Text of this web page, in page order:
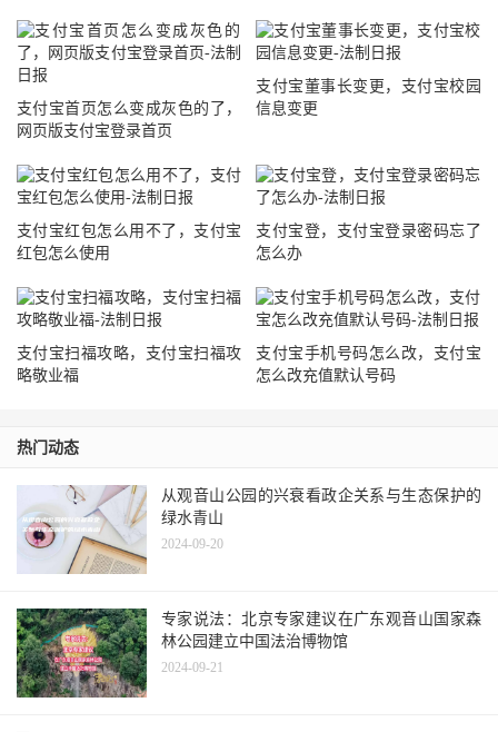
支付宝首页怎么变成灰色的了，
网页版支付宝登录首页
支付宝董事长变更，支付宝校园
信息变更
支付宝红包怎么用不了，支付宝
红包怎么使用
支付宝登，支付宝登录密码忘了
怎么办
支付宝扫福攻略，支付宝扫福攻
略敬业福
支付宝手机号码怎么改，支付宝
怎么改充值默认号码
热门动态
从观音山公园的兴衰看政企关系与生态保护的
绿水青山
2024-09-20
专家说法：北京专家建议在广东观音山国家森
林公园建立中国法治博物馆
2024-09-21